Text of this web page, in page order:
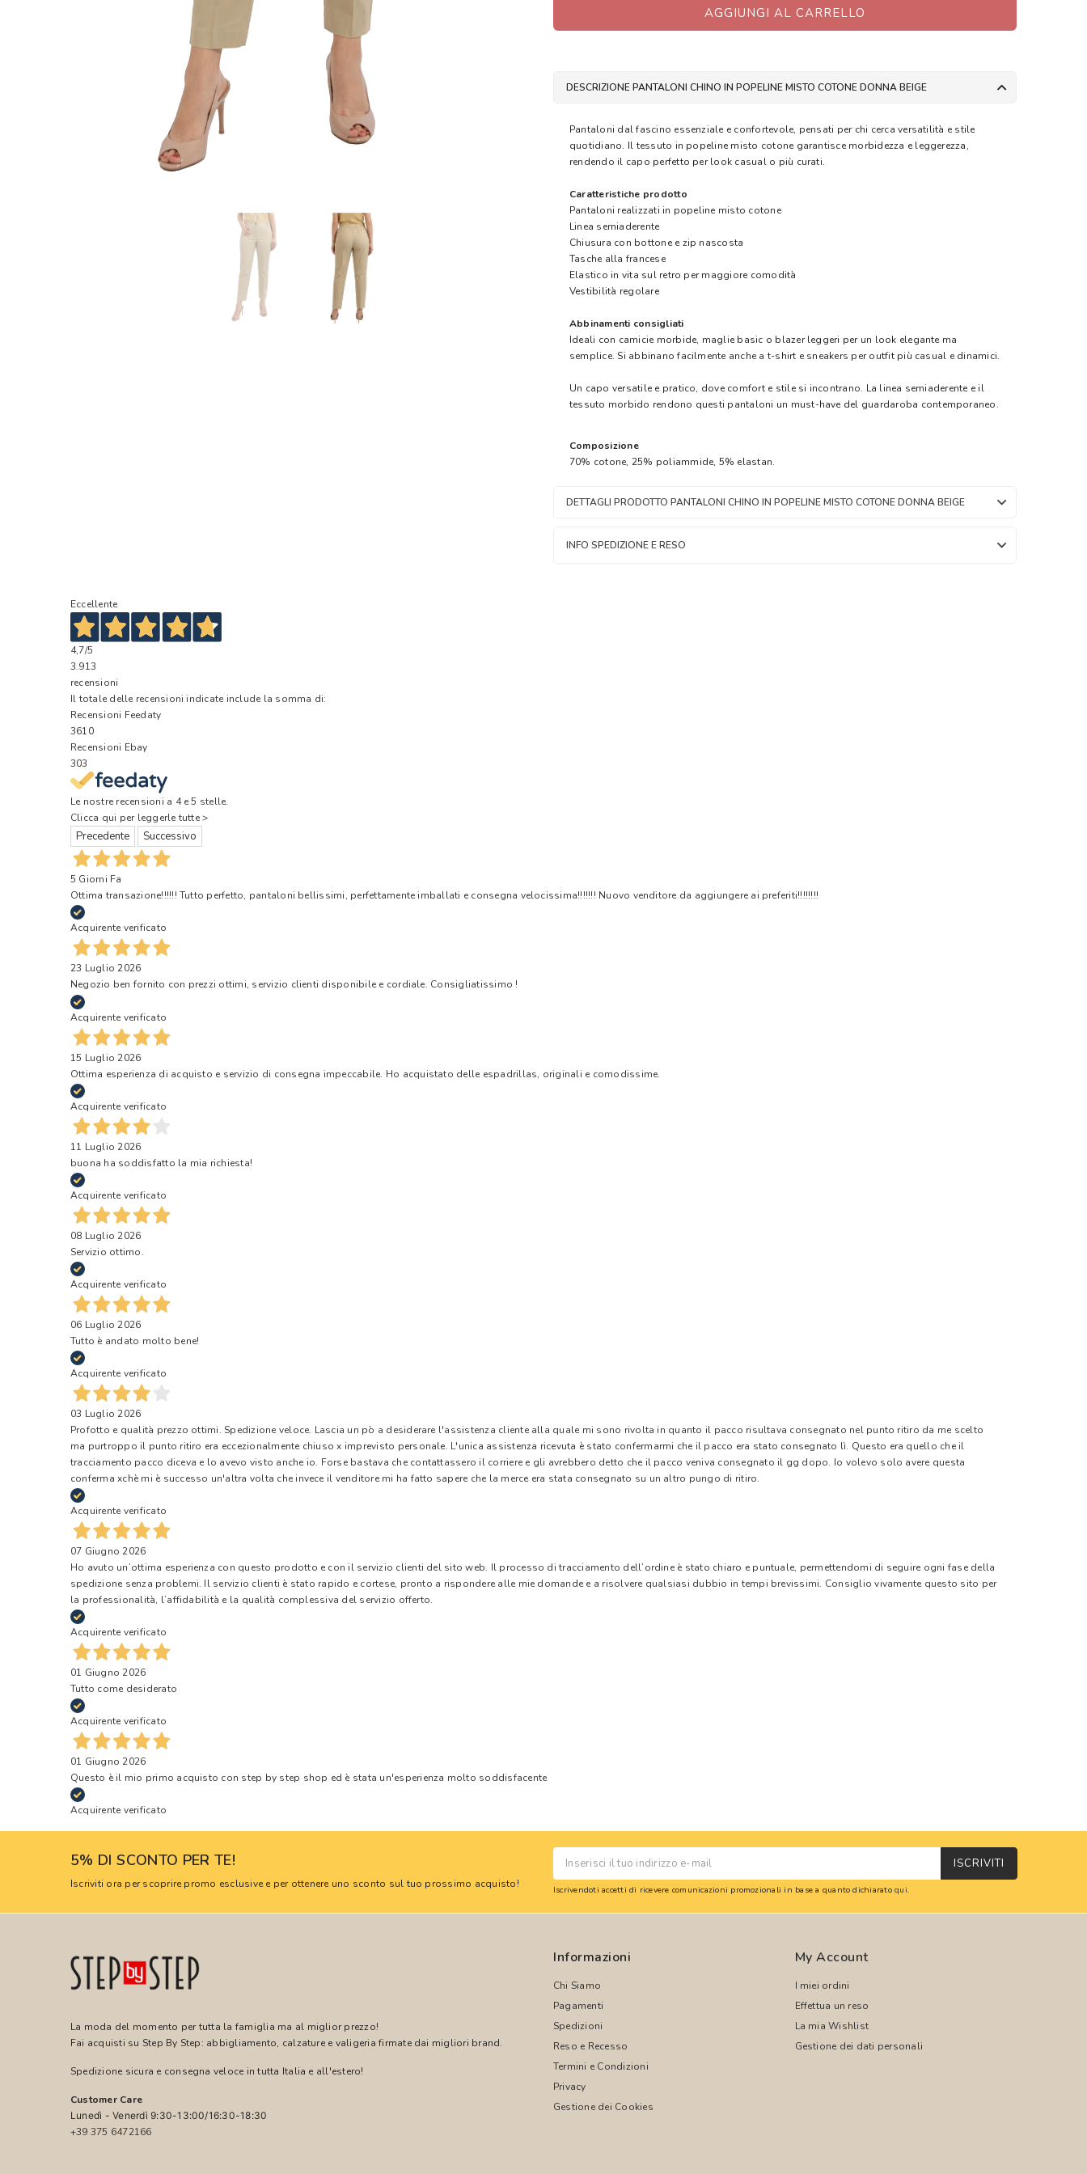
AGGIUNGI AL CARRELLO
DESCRIZIONE PANTALONI CHINO IN POPELINE MISTO COTONE DONNA BEIGE
Pantaloni dal fascino essenziale e confortevole, pensati per chi cerca versatilità e stile
quotidiano. Il tessuto in popeline misto cotone garantisce morbidezza e leggerezza,
rendendo il capo perfetto per look casual o più curati.
Caratteristiche prodotto
Pantaloni realizzati in popeline misto cotone
Linea semiaderente
Chiusura con bottone e zip nascosta
Tasche alla francese
Elastico in vita sul retro per maggiore comodità
Vestibilità regolare
Abbinamenti consigliati
Ideali con camicie morbide, maglie basic o blazer leggeri per un look elegante ma
semplice. Si abbinano facilmente anche a t-shirt e sneakers per outfit più casual e dinamici.
Un capo versatile e pratico, dove comfort e stile si incontrano. La linea semiaderente e il
tessuto morbido rendono questi pantaloni un must-have del guardaroba contemporaneo.
Composizione
70% cotone, 25% poliammide, 5% elastan.
DETTAGLI PRODOTTO PANTALONI CHINO IN POPELINE MISTO COTONE DONNA BEIGE
INFO SPEDIZIONE E RESO
Eccellente
4,7/5
3.913
recensioni
Il totale delle recensioni indicate include la somma di:
Recensioni Feedaty
3610
Recensioni Ebay
303
Le nostre recensioni a 4 e 5 stelle.
Clicca qui per leggerle tutte >
Precedente Successivo
5 Giorni Fa
Ottima transazione!!!!!! Tutto perfetto, pantaloni bellissimi, perfettamente imballati e consegna velocissima!!!!!!! Nuovo venditore da aggiungere ai preferiti!!!!!!!!
Acquirente verificato
23 Luglio 2026
Negozio ben fornito con prezzi ottimi, servizio clienti disponibile e cordiale. Consigliatissimo !
Acquirente verificato
15 Luglio 2026
Ottima esperienza di acquisto e servizio di consegna impeccabile. Ho acquistato delle espadrillas, originali e comodissime.
Acquirente verificato
11 Luglio 2026
buona ha soddisfatto la mia richiesta!
Acquirente verificato
08 Luglio 2026
Servizio ottimo.
Acquirente verificato
06 Luglio 2026
Tutto è andato molto bene!
Acquirente verificato
03 Luglio 2026
Profotto e qualità prezzo ottimi. Spedizione veloce. Lascia un pò a desiderare l'assistenza cliente alla quale mi sono rivolta in quanto il pacco risultava consegnato nel punto ritiro da me scelto
ma purtroppo il punto ritiro era eccezionalmente chiuso x imprevisto personale. L'unica assistenza ricevuta è stato confermarmi che il pacco era stato consegnato lì. Questo era quello che il
tracciamento pacco diceva e lo avevo visto anche io. Forse bastava che contattassero il corriere e gli avrebbero detto che il pacco veniva consegnato il gg dopo. Io volevo solo avere questa
conferma xchè mi è successo un'altra volta che invece il venditore mi ha fatto sapere che la merce era stata consegnato su un altro pungo di ritiro.
Acquirente verificato
07 Giugno 2026
Ho avuto un’ottima esperienza con questo prodotto e con il servizio clienti del sito web. Il processo di tracciamento dell’ordine è stato chiaro e puntuale, permettendomi di seguire ogni fase della
spedizione senza problemi. Il servizio clienti è stato rapido e cortese, pronto a rispondere alle mie domande e a risolvere qualsiasi dubbio in tempi brevissimi. Consiglio vivamente questo sito per
la professionalità, l’affidabilità e la qualità complessiva del servizio offerto.
Acquirente verificato
01 Giugno 2026
Tutto come desiderato
Acquirente verificato
01 Giugno 2026
Questo è il mio primo acquisto con step by step shop ed è stata un'esperienza molto soddisfacente
Acquirente verificato
5% DI SCONTO PER TE!
Iscriviti ora per scoprire promo esclusive e per ottenere uno sconto sul tuo prossimo acquisto!
ISCRIVITI
Iscrivendoti accetti di ricevere comunicazioni promozionali in base a quanto dichiaratoqui.
La moda del momento per tutta la famiglia ma al miglior prezzo!
Fai acquisti su Step By Step: abbigliamento, calzature e valigeria firmate dai migliori brand.
Spedizione sicura e consegna veloce in tutta Italia e all'estero!
Customer Care
Lunedì - Venerdì 9:30-13:00/16:30-18:30
+39 375 6472166
Informazioni
Chi Siamo
Pagamenti
Spedizioni
Reso e Recesso
Termini e Condizioni
Privacy
Gestione dei Cookies
My Account
I miei ordini
Effettua un reso
La mia Wishlist
Gestione dei dati personali